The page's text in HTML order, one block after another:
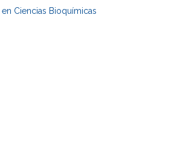
Ciencias Bioquímicas